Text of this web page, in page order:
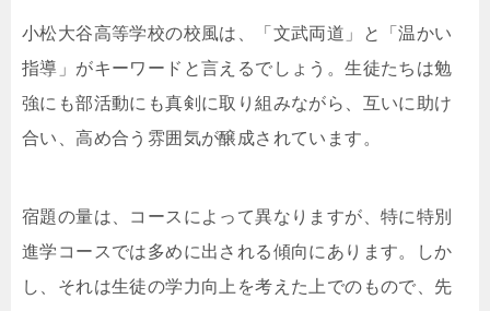
小松大谷高等学校の校風は、「文武両道」と「温かい
指導」がキーワードと言えるでしょう。生徒たちは勉
強にも部活動にも真剣に取り組みながら、互いに助け
合い、高め合う雰囲気が醸成されています。
宿題の量は、コースによって異なりますが、特に特別
進学コースでは多めに出される傾向にあります。しか
し、それは生徒の学力向上を考えた上でのもので、先